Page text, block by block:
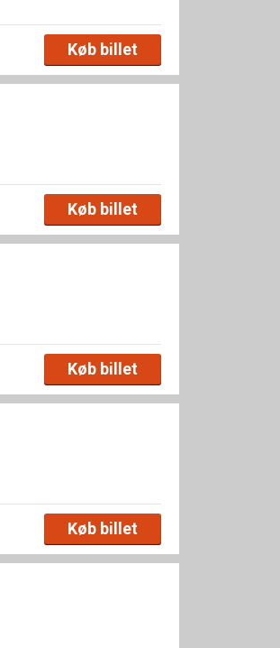
Køb billet
Køb billet
Køb billet
Køb billet